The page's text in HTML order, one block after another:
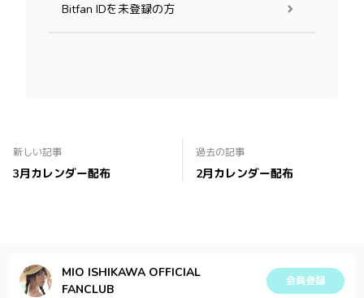
Bitfan IDを未登録の方
新しい記事
3月カレンダー配布
過去の記事
2月カレンダー配布
MIO ISHIKAWA OFFICIAL
FANCLUB
会員登録